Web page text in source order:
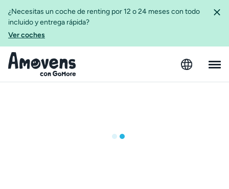
¿Necesitas un coche de renting por 12 o 24 meses con todo
incluido y entrega rápida?
Ver coches